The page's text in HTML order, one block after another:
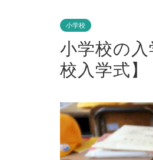
小学校
小学校の
校入学式】